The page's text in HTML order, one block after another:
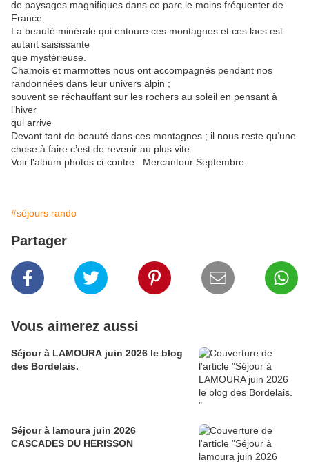
de paysages magnifiques dans ce parc le moins fréquenter de
France.
La beauté minérale qui entoure ces montagnes et ces lacs est
autant saisissante
que mystérieuse.
Chamois et marmottes nous ont accompagnés pendant nos
randonnées dans leur univers alpin ;
souvent se réchauffant sur les rochers au soleil en pensant à
l’hiver
qui arrive
Devant tant de beauté dans ces montagnes ; il nous reste qu’une
chose à faire c’est de revenir au plus vite.
Voir l'album photos ci-contre Mercantour Septembre.
#séjours rando
Partager
Vous aimerez aussi
Séjour à LAMOURA juin 2026 le blog
des Bordelais.
Séjour à lamoura juin 2026
CASCADES DU HERISSON